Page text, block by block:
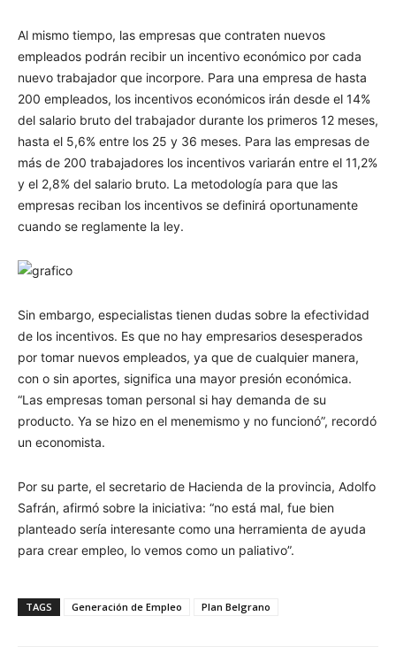
Al mismo tiempo, las empresas que contraten nuevos
empleados podrán recibir un incentivo económico por cada
nuevo trabajador que incorpore. Para una empresa de hasta
200 empleados, los incentivos económicos irán desde el 14%
del salario bruto del trabajador durante los primeros 12 meses,
hasta el 5,6% entre los 25 y 36 meses. Para las empresas de
más de 200 trabajadores los incentivos variarán entre el 11,2%
y el 2,8% del salario bruto. La metodología para que las
empresas reciban los incentivos se definirá oportunamente
cuando se reglamente la ley.
Sin embargo, especialistas tienen dudas sobre la efectividad
de los incentivos. Es que no hay empresarios desesperados
por tomar nuevos empleados, ya que de cualquier manera,
con o sin aportes, significa una mayor presión económica.
“Las empresas toman personal si hay demanda de su
producto. Ya se hizo en el menemismo y no funcionó”, recordó
un economista.
Por su parte, el secretario de Hacienda de la provincia, Adolfo
Safrán, afirmó sobre la iniciativa: “no está mal, fue bien
planteado sería interesante como una herramienta de ayuda
para crear empleo, lo vemos como un paliativo”.
TAGS Generación de Empleo Plan Belgrano